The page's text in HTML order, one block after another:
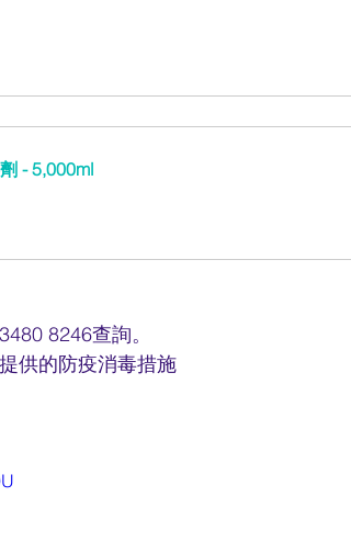
- 5,000ml
8246查詢。
供的防疫消毒措施